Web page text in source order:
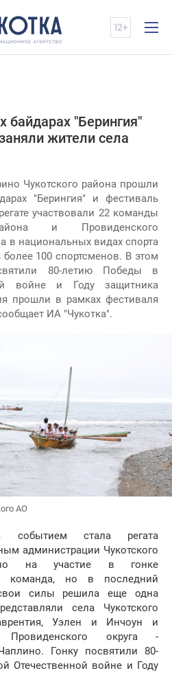
байдарах "Берингия"
жители села
Чукотского района прошли
"Берингия" и фестиваль
участвовали 22 команды
и Провиденского
в национальных видах спорта
100 спортсменов. В этом
80-летию Победы в
войне и Году защитника
прошли в рамках фестиваля
ИА "Чукотка".
АО
событием стала регата
администрации Чукотского
на участие в гонке
команда, но в последний
силы решила еще одна
села Чукотского
Уэлен и Инчоун и
Провиденского округа -
Гонку посвятили 80-
Отечественной войне и Году